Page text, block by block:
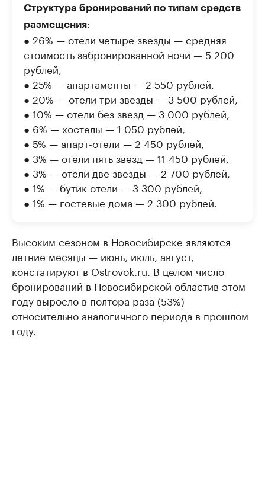
Структура бронирований по типам средств
размещения:
● 26% — отели четыре звезды — средняя
стоимость забронированной ночи — 5 200
рублей,
● 25% — апартаменты — 2 550 рублей,
● 20% — отели три звезды — 3 500 рублей,
● 10% — отели без звезд — 3 000 рублей,
● 6% — хостелы — 1 050 рублей,
● 5% — апарт-отели — 2 450 рублей,
● 3% — отели пять звезд — 11 450 рублей,
● 3% — отели две звезды — 2 700 рублей,
● 1% — бутик-отели — 3 300 рублей,
● 1% — гостевые дома — 2 300 рублей.
Высоким сезоном в Новосибирске являются
летние месяцы — июнь, июль, август,
констатируют в Ostrovok.ru. В целом число
бронирований в Новосибирской областив этом
году выросло в полтора раза (53%)
относительно аналогичного периода в прошлом
году.